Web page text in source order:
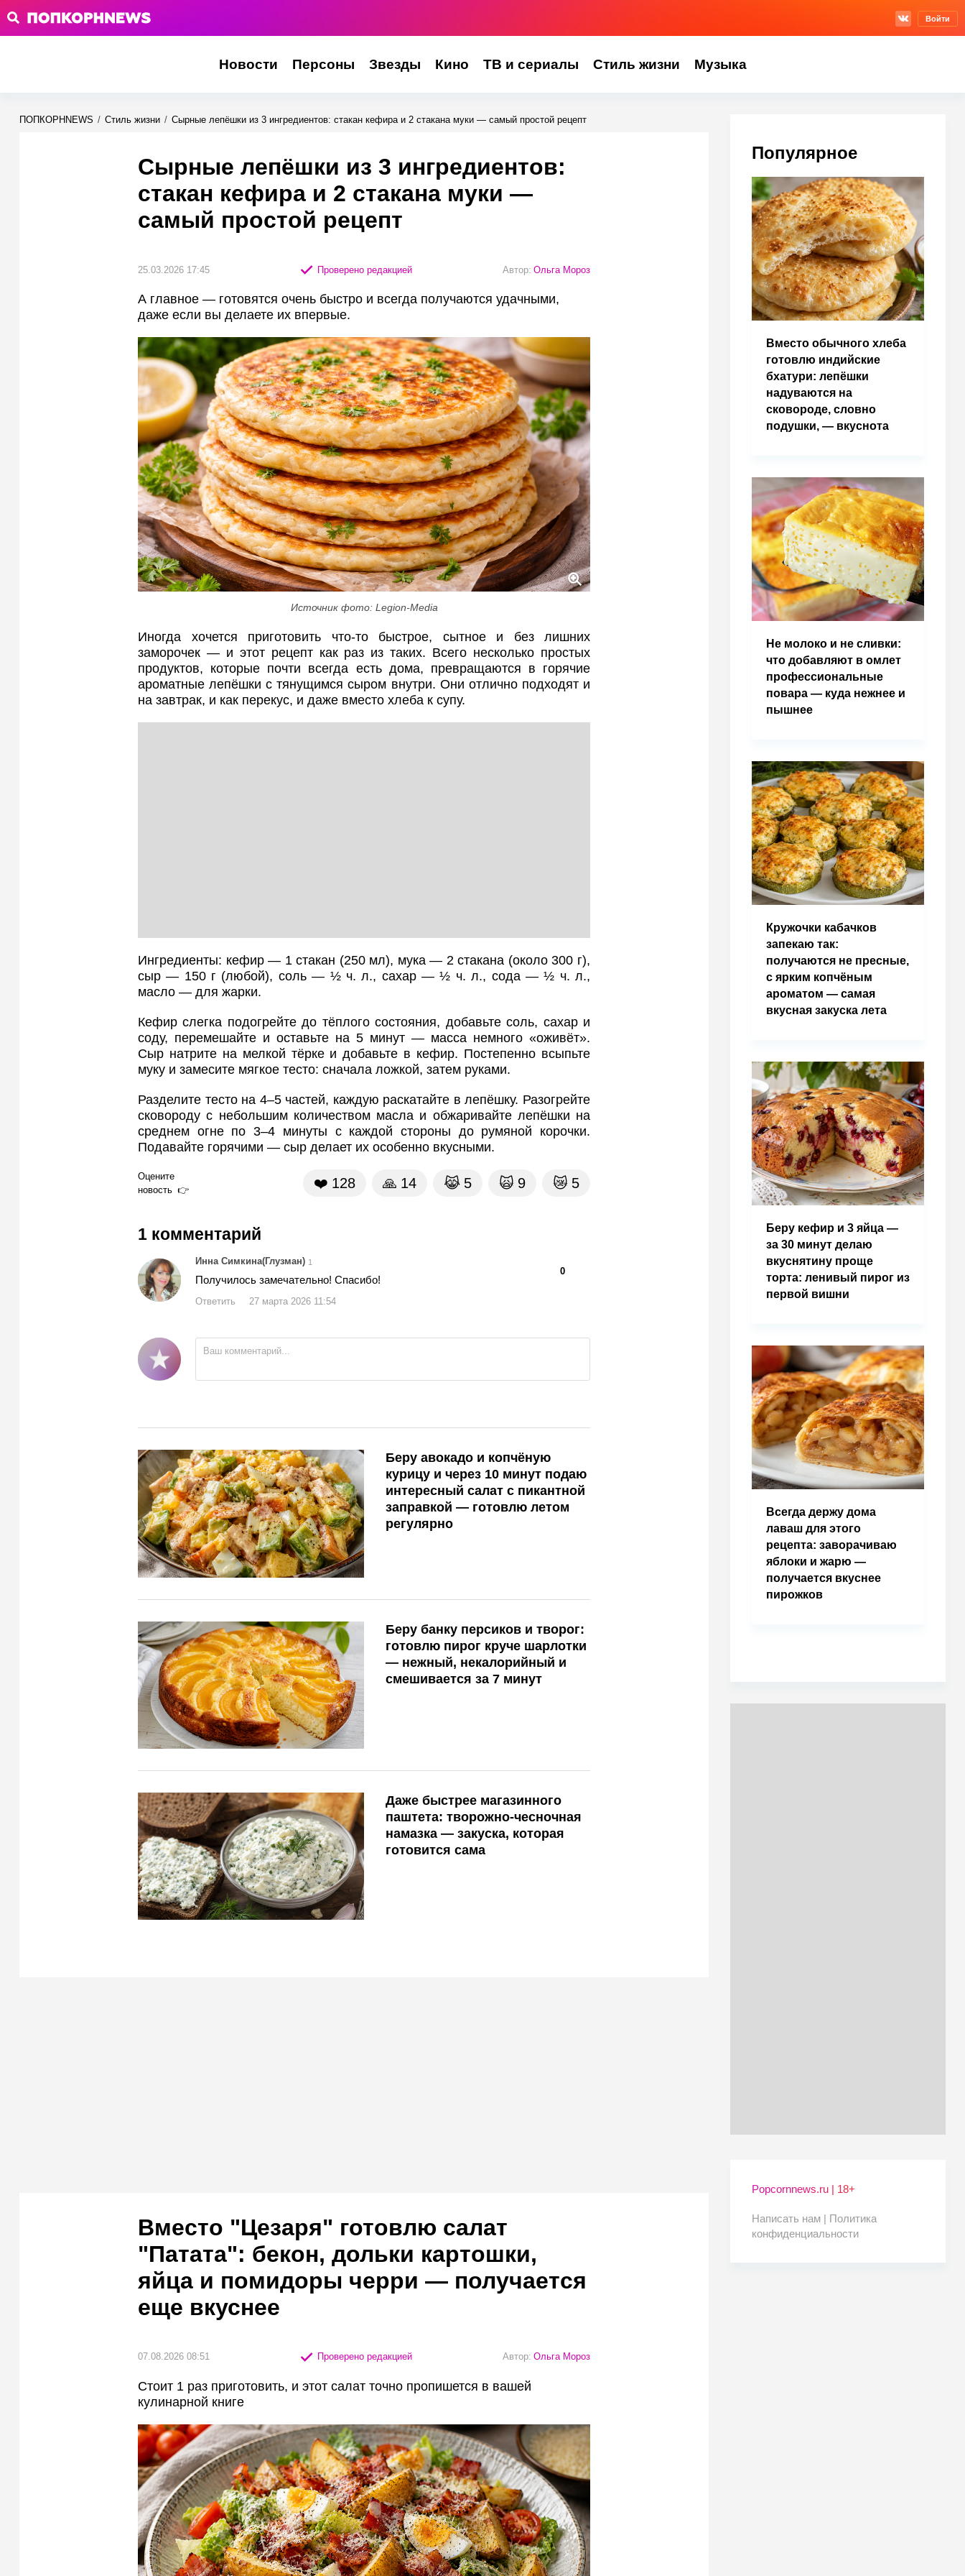
Войти
Новости Персоны Звезды Кино ТВ и сериалы Стиль жизни Музыка
ПОПКОРНNEWS / Стиль жизни / Сырные лепёшки из 3 ингредиентов: стакан кефира и 2 стакана муки — самый простой рецепт
Сырные лепёшки из 3 ингредиентов:
стакан кефира и 2 стакана муки —
самый простой рецепт
25.03.2026 17:45 Проверено редакцией Автор: Ольга Мороз
А главное — готовятся очень быстро и всегда получаются удачными,
даже если вы делаете их впервые.
Источник фото: Legion-Media
Иногда хочется приготовить что-то быстрое, сытное и без лишних
заморочек — и этот рецепт как раз из таких. Всего несколько простых
продуктов, которые почти всегда есть дома, превращаются в горячие
ароматные лепёшки с тянущимся сыром внутри. Они отлично подходят и
на завтрак, и как перекус, и даже вместо хлеба к супу.
Ингредиенты: кефир — 1 стакан (250 мл), мука — 2 стакана (около 300 г),
сыр — 150 г (любой), соль — ½ ч. л., сахар — ½ ч. л., сода — ½ ч. л.,
масло — для жарки.
Кефир слегка подогрейте до тёплого состояния, добавьте соль, сахар и
соду, перемешайте и оставьте на 5 минут — масса немного «оживёт».
Сыр натрите на мелкой тёрке и добавьте в кефир. Постепенно всыпьте
муку и замесите мягкое тесто: сначала ложкой, затем руками.
Разделите тесто на 4–5 частей, каждую раскатайте в лепёшку. Разогрейте
сковороду с небольшим количеством масла и обжаривайте лепёшки на
среднем огне по 3–4 минуты с каждой стороны до румяной корочки.
Подавайте горячими — сыр делает их особенно вкусными.
Оцените
новость
❤️ 128 🙏 14 😹 5 🙀 9 😿 5
1 комментарий
Инна Симкина(Глузман) 1
0
Получилось замечательно! Спасибо!
Ответить 27 марта 2026 11:54
Беру авокадо и копчёную
курицу и через 10 минут подаю
интересный салат с пикантной
заправкой — готовлю летом
регулярно
Беру банку персиков и творог:
готовлю пирог круче шарлотки
— нежный, некалорийный и
смешивается за 7 минут
Даже быстрее магазинного
паштета: творожно-чесночная
намазка — закуска, которая
готовится сама
Вместо "Цезаря" готовлю салат
"Патата": бекон, дольки картошки,
яйца и помидоры черри — получается
еще вкуснее
07.08.2026 08:51 Проверено редакцией Автор: Ольга Мороз
Стоит 1 раз приготовить, и этот салат точно пропишется в вашей
кулинарной книге
Популярное
Вместо обычного хлеба
готовлю индийские
бхатури: лепёшки
надуваются на
сковороде, словно
подушки, — вкуснота
Не молоко и не сливки:
что добавляют в омлет
профессиональные
повара — куда нежнее и
пышнее
Кружочки кабачков
запекаю так:
получаются не пресные,
с ярким копчёным
ароматом — самая
вкусная закуска лета
Беру кефир и 3 яйца —
за 30 минут делаю
вкуснятину проще
торта: ленивый пирог из
первой вишни
Всегда держу дома
лаваш для этого
рецепта: заворачиваю
яблоки и жарю —
получается вкуснее
пирожков
Popcornnews.ru | 18+
Написать нам | Политика
конфиденциальности